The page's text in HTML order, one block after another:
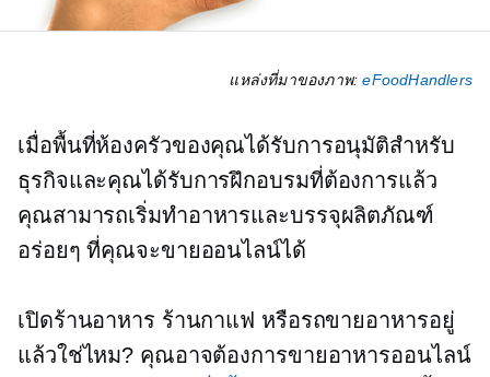
แหล่งที่มาของภาพ:eFoodHandlers
เมื่อพื้นที่ห้องครัวของคุณได้รับการอนุมัติสำหรับ
ธุรกิจและคุณได้รับการฝึกอบรมที่ต้องการแล้ว
คุณสามารถเริ่มทำอาหารและบรรจุผลิตภัณฑ์
อร่อยๆ ที่คุณจะขายออนไลน์ได้
เปิดร้านอาหาร ร้านกาแฟ หรือรถขายอาหารอยู่
แล้วใช่ไหม? คุณอาจต้องการขายอาหารออนไลน์